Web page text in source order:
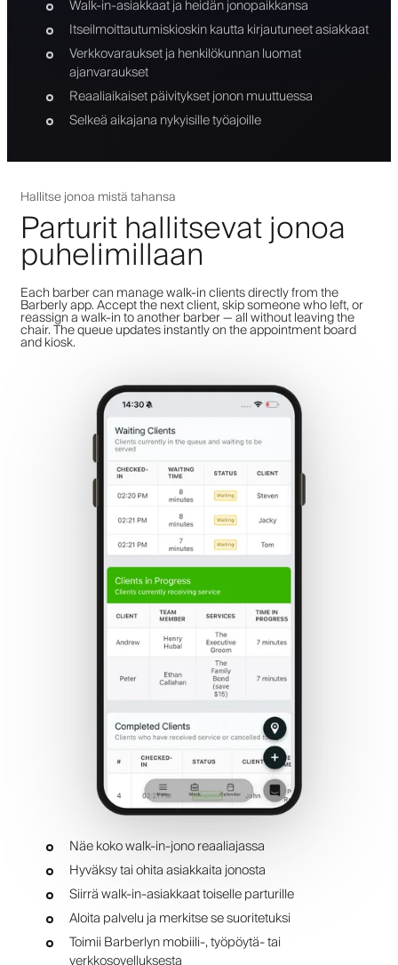
Walk-in-asiakkaat ja heidän jonopaikkansa
Itseilmoittautumiskioskin kautta kirjautuneet asiakkaat
Verkkovaraukset ja henkilökunnan luomat
ajanvaraukset
Reaaliaikaiset päivitykset jonon muuttuessa
Selkeä aikajana nykyisille työajoille
Hallitse jonoa mistä tahansa
Parturit hallitsevat jonoa
puhelimillaan
Each barber can manage walk-in clients directly from the
Barberly app. Accept the next client, skip someone who left, or
reassign a walk-in to another barber — all without leaving the
chair. The queue updates instantly on the appointment board
and kiosk.
Näe koko walk-in-jono reaaliajassa
Hyväksy tai ohita asiakkaita jonosta
Siirrä walk-in-asiakkaat toiselle parturille
Aloita palvelu ja merkitse se suoritetuksi
Toimii Barberlyn mobiili-, työpöytä- tai